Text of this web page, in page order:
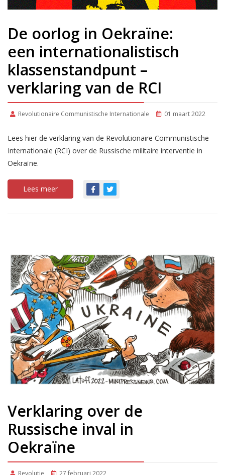
De oorlog in Oekraïne:
een internationalistisch
klassenstandpunt –
verklaring van de RCI
Revolutionaire Communistische Internationale 01 maart 2022
Lees hier de verklaring van de Revolutionaire Communistische
Internationale (RCI) over de Russische militaire interventie in
Oekraïne.
Lees meer
Verklaring over de
Russische inval in
Oekraïne
Revolutie 27 februari 2022